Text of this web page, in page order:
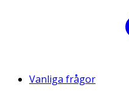
Vanliga frågor